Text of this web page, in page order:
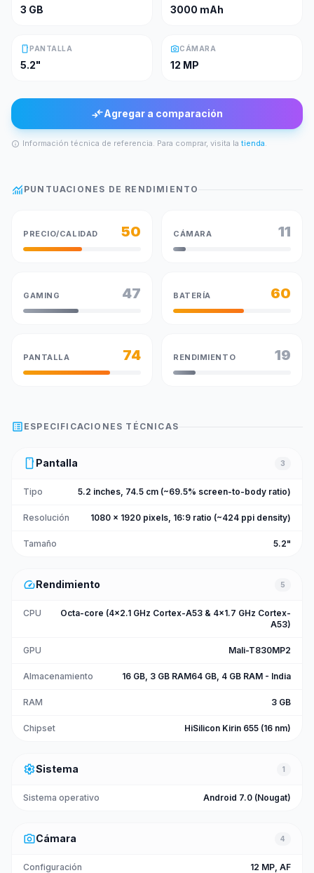
3 GB 3000 mAh
smartphonePANTALLA
5.2"
photo_cameraCÁMARA
12 MP
compare_arrowsAgregar a comparación
info Información técnica de referencia. Para comprar, visita la tienda.
monitoring PUNTUACIONES DE RENDIMIENTO
PRECIO/CALIDAD 50 CÁMARA 11
GAMING 47 BATERÍA 60
PANTALLA 74 RENDIMIENTO 19
list_alt ESPECIFICACIONES TÉCNICAS
smartphone Pantalla 3
Tipo 5.2 inches, 74.5 cm (~69.5% screen-to-body ratio)
Resolución 1080 x 1920 pixels, 16:9 ratio (~424 ppi density)
Tamaño 5.2"
speedRendimiento 5
CPU
Octa-core (4x2.1 GHz Cortex-A53 & 4x1.7 GHz Cortex-
A53)
GPU Mali-T830MP2
Almacenamiento 16 GB, 3 GB RAM64 GB, 4 GB RAM - India
RAM 3 GB
Chipset HiSilicon Kirin 655 (16 nm)
settingsSistema 1
Sistema operativo Android 7.0 (Nougat)
photo_cameraCámara 4
Configuración 12 MP, AF